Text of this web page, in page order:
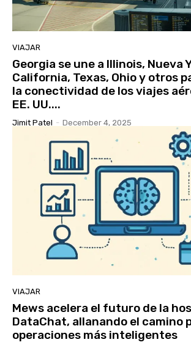
VIAJAR
Georgia se une a Illinois, Nueva
California, Texas, Ohio y otros
la conectividad de los viajes
EE. UU....
Jimit Patel - December 4, 2025
VIAJAR
Mews acelera el futuro de la
DataChat, allanando el camino
operaciones más inteligentes